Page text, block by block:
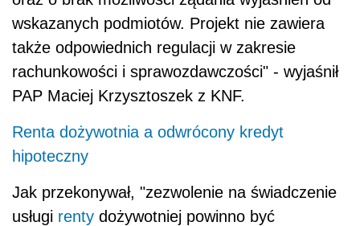
wskazanych podmiotów. Projekt nie zawiera
także odpowiednich regulacji w zakresie
rachunkowości i sprawozdawczości" - wyjaśnił
PAP Maciej Krzysztoszek z KNF.
Renta dożywotnia a odwrócony kredyt
hipoteczny
Jak przekonywał, "zezwolenie na świadczenie
usługi renty dożywotniej powinno być